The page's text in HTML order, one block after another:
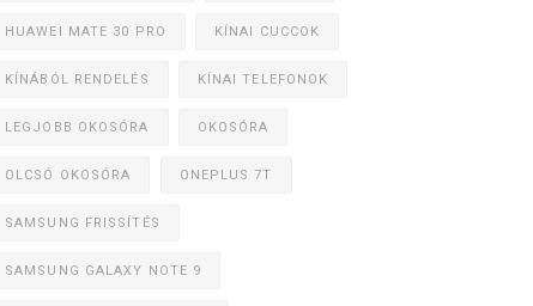
HUAWEI MATE 30 PRO KÍNAI CUCCOK
KÍNÁBÓL RENDELÉS KÍNAI TELEFONOK
LEGJOBB OKOSÓRA OKOSÓRA
OLCSÓ OKOSÓRA ONEPLUS 7T
SAMSUNG FRISSÍTÉS
SAMSUNG GALAXY NOTE 9